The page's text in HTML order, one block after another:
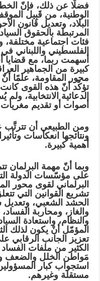
فضلًا عن ذلك، فإنّ
الوطنية، من قَبِيل
البلاد، وتعديل قانون
المرتبطة بالحقوق
فئات اجتماعية مختلفة،
الفلسطيني واللبناني
أسهمت ربما، مع قضايا
كبيرة من الجماهير
محور المقاومة، علمًا
تؤكّد أنّ هذه القوى كانت
الدعائية الانتخابية،
أصوات أو تقديم مغريات
ومن الطبيعي أن تترتَّب
ونتائجها انعكاسات
أهمية كبيرة.
وبما أنّ مهمة البرلمان
على مؤسّسات الدولة
البرلماني لقوى محور
تشريع القوانين التي
الحشد الشعبي، وتعديل
والغاز، ومحاربة
والنظام، واستعادة
المؤمّل أنْ يكون لذلك
تعزيز الجانب الرقابي
الكثير من ملفات
مَواطن الخلل والضعف
استجواب كبار
مستقلة وغيرهم.